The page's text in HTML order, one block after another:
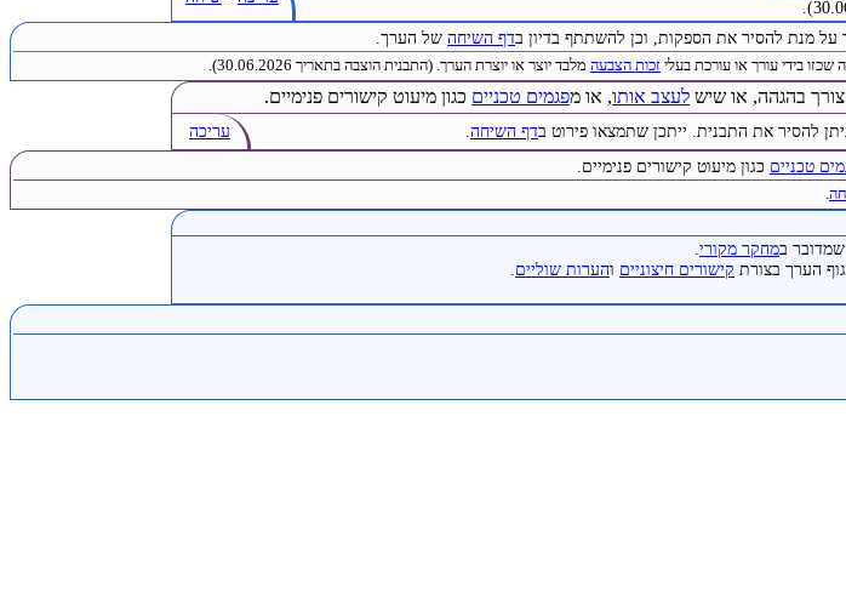
מנת להסיר את הספקות, וכן להשתתף בדיון בדף השיחה של הערך.
בידי עורך או עורכת בעלי זכות הצבעה מלבד יוצר או יוצרת הערך. (התבנית הוצבה בתאריך 30.06.2026).
צורך בהגהה, או שיש לעצב אותו, או מפגמים טכניים כגון מיעוט קישורים פנימיים.
להסיר את התבנית. ייתכן שתמצאו פירוט בדף השיחה.
עריכה
טכניים כגון מיעוט קישורים פנימיים.
.
במחקר מקורי.
הערך בצורת קישורים חיצוניים והערות שוליים.